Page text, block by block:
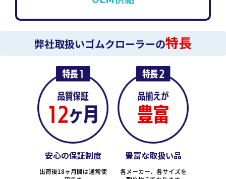
弊社取扱いゴムクローラーの特長
安心の保証制度
出荷後18ヶ月間は通常使
豊富な取扱い品
各メーカー、各サイズを